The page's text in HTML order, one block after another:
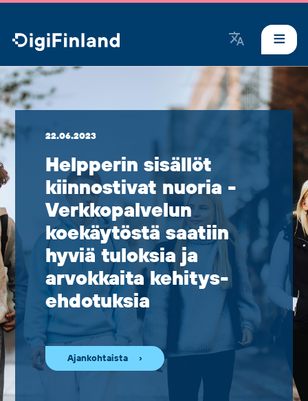
DigiFinland
22.06.2023
Helpperin sisällöt
kiinnostivat nuoria ­-
Verkko­­­palvelun
koekäytöstä saatiin
hyviä tuloksia ja
arvokkaita kehitys­
ehdotuksia
Ajankohtaista